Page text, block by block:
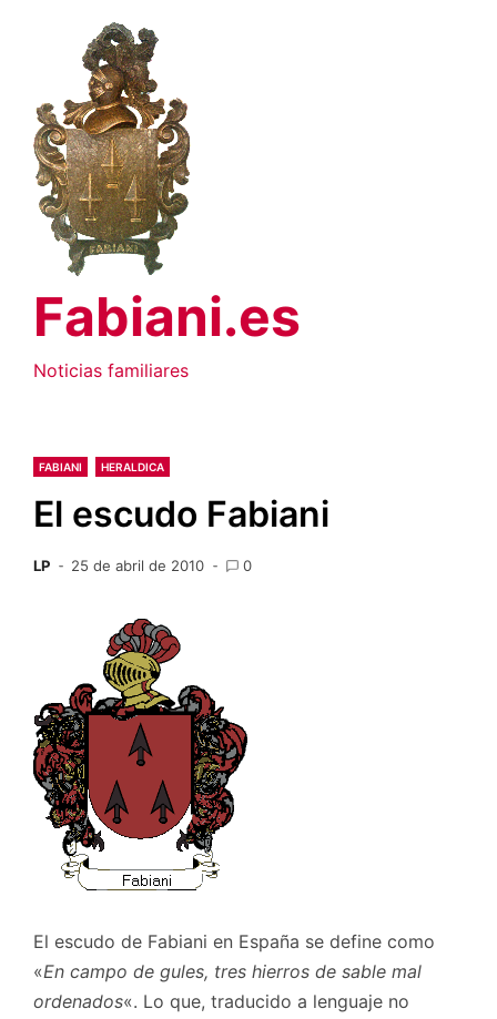
contenido
Fabiani.es
Noticias familiares
FABIANI HERALDICA
El escudo Fabiani
LP 25 de abril de 2010 0
El escudo de Fabiani en España se define como
«En campo de gules, tres hierros de sable mal
ordenados«. Lo que, traducido a lenguaje no